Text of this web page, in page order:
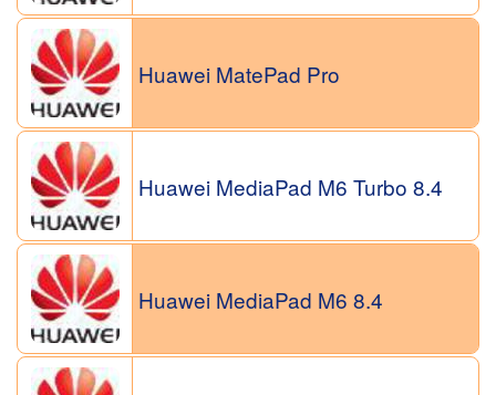
Huawei MatePad Pro
Huawei MediaPad M6 Turbo 8.4
Huawei MediaPad M6 8.4